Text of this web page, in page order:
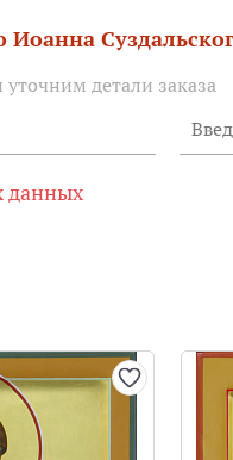
Иоанна
детали заказа
данных